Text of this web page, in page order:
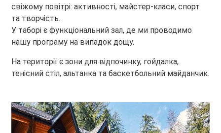
свіжому повітрі: активності, майстер-класи, спорт
та творчість.
У таборі є функціональний зал, де ми проводимо
нашу програму на випадок дощу.
На території є зони для відпочинку, гойдалка,
тенісний стіл, альтанка та баскетбольний майданчик.